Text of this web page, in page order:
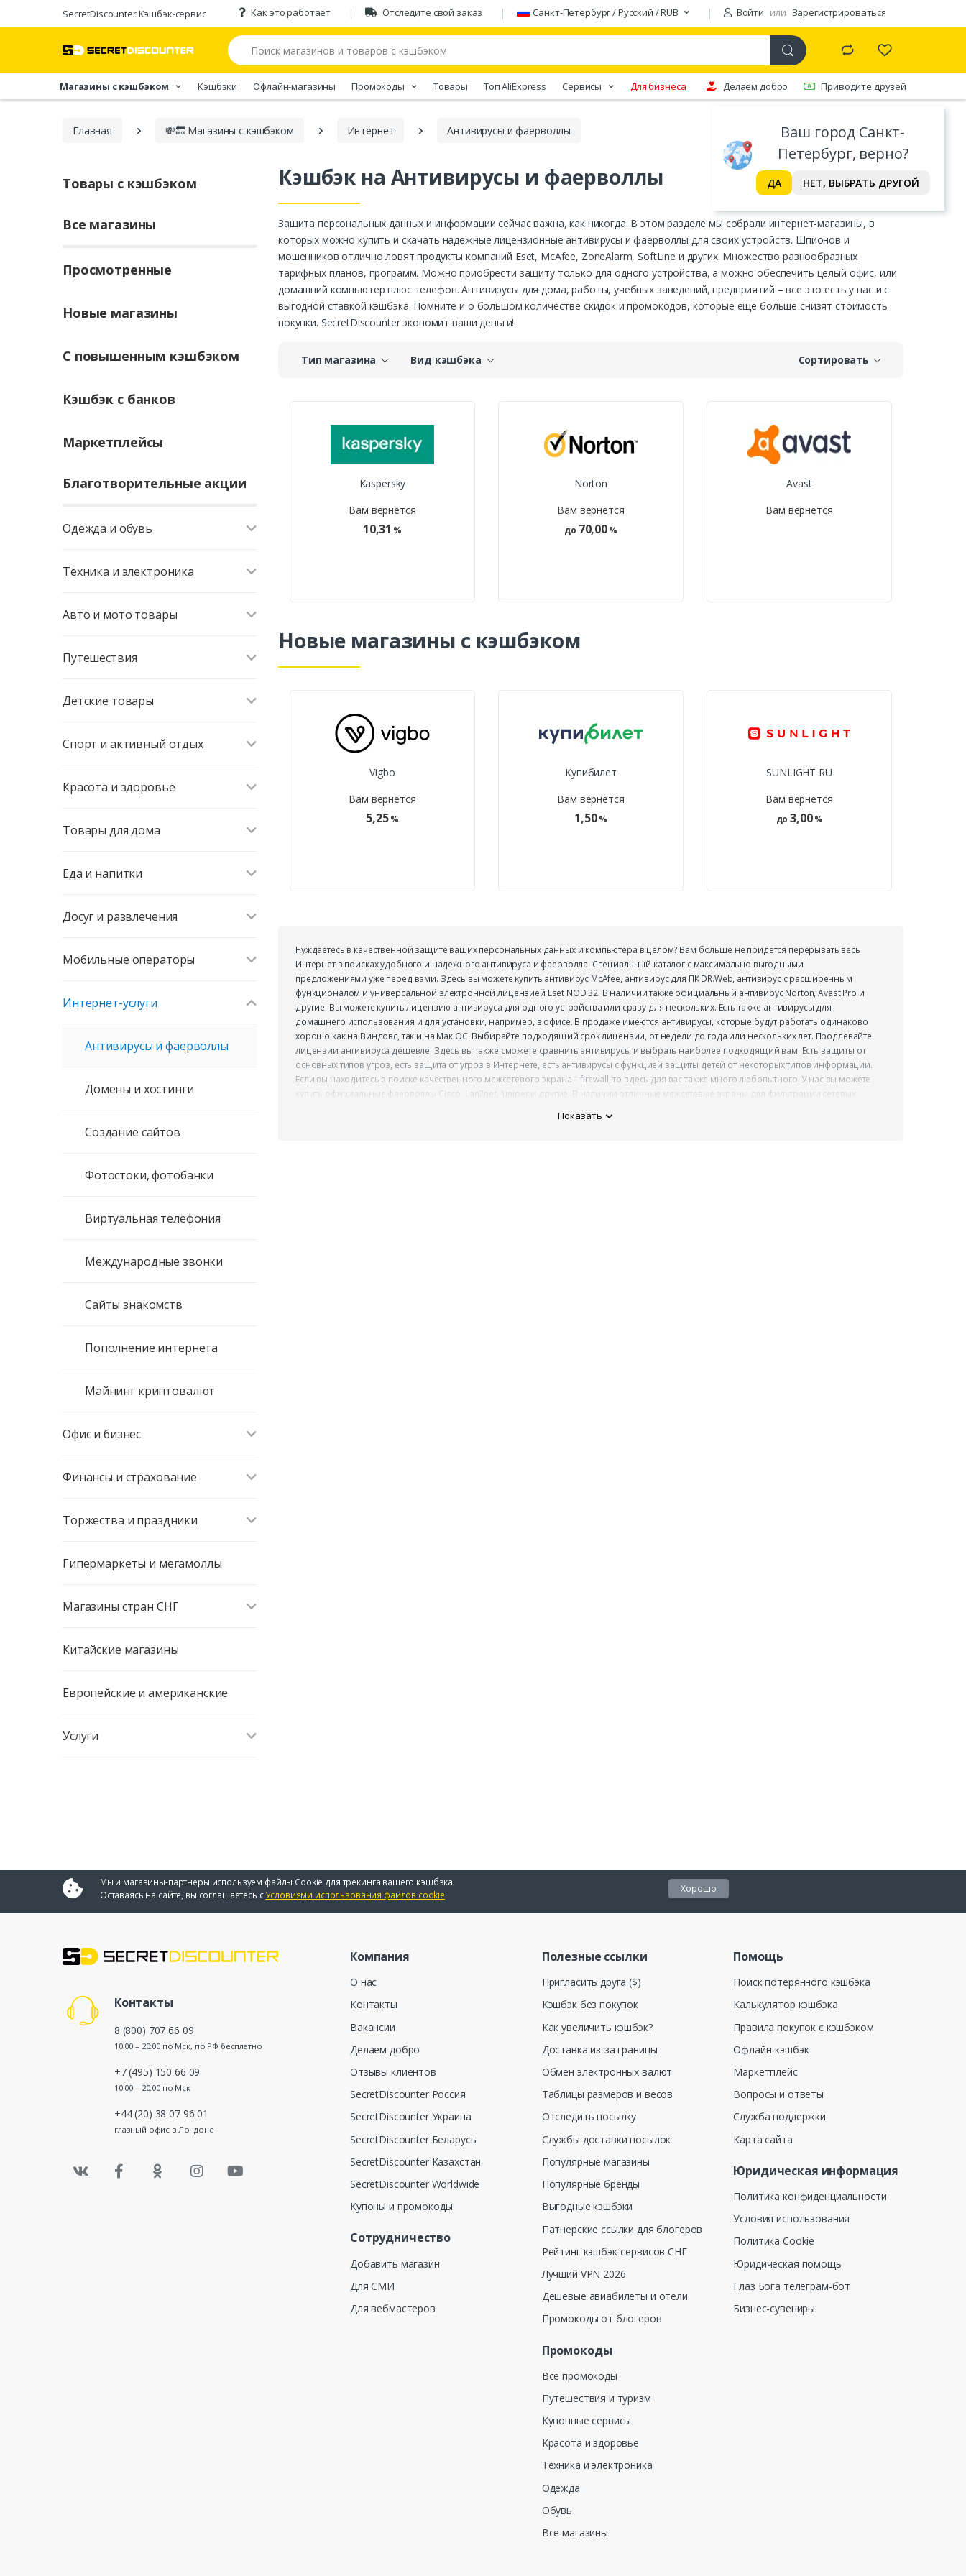
SecretDiscounter Кэшбэк-cервис Как это работает Отследите свой заказ Санкт-Петербург / Русский / RUB Войти или Зарегистрироваться
Ваш город Санкт-
Петербург, верно?
ДА НЕТ, ВЫБРАТЬ ДРУГОЙ
Магазины с кэшбэком Кэшбэки Офлайн-магазины Промокоды Товары Tоп AliExpress Сервисы Для бизнеса Делаем добро Приводите друзей
Главная 💸🔙 Магазины с кэшбэком Интернет Антивирусы и фаерволлы
Товары с кэшбэком
Все магазины
Просмотренные
Новые магазины
С повышенным кэшбэком
Кэшбэк с банков
Маркетплейсы
Благотворительные акции
Одежда и обувь
Техника и электроника
Авто и мото товары
Путешествия
Детские товары
Спорт и активный отдых
Красота и здоровье
Товары для дома
Еда и напитки
Досуг и развлечения
Мобильные операторы
Интернет-услуги
Антивирусы и фаерволлы
Домены и хостинги
Создание сайтов
Фотостоки, фотобанки
Виртуальная телефония
Международные звонки
Сайты знакомств
Пополнение интернета
Майнинг криптовалют
Офис и бизнес
Финансы и страхование
Торжества и праздники
Гипермаркеты и мегамоллы
Магазины стран СНГ
Китайские магазины
Европейские и американские
Услуги
Кэшбэк на Антивирусы и фаерволлы
Защита персональных данных и информации сейчас важна, как никогда. В этом разделе мы собрали интернет-магазины, в
которых можно купить и скачать надежные лицензионные антивирусы и фаерволлы для своих устройств. Шпионов и
мошенников отлично ловят продукты компаний Eset, McAfee, ZoneAlarm, SoftLine и других. Множество разнообразных
тарифных планов, программ. Можно приобрести защиту только для одного устройства, а можно обеспечить целый офис, или
домашний компьютер плюс телефон. Антивирусы для дома, работы, учебных заведений, предприятий – все это есть у нас и с
выгодной ставкой кэшбэка. Помните и о большом количестве скидок и промокодов, которые еще больше снизят стоимость
покупки. SecretDiscounter экономит ваши деньги!
Тип магазина Вид кэшбэка Сортировать
Kaspersky
Вам вернется
10,31 %
Norton
Вам вернется
до 70,00%
Avast
Вам вернется
Новые магазины с кэшбэком
Vigbo
Вам вернется
5,25%
Купибилет
Вам вернется
1,50%
SUNLIGHT RU
Вам вернется
до3,00 %
Нуждаетесь в качественной защите ваших персональных данных и компьютера в целом? Вам больше не придется перерывать весь
Интернет в поисках удобного и надежного антивируса и фаерволла. Специальный каталог с максимально выгодными
предложениями уже перед вами. Здесь вы можете купить антивирус McAfee, антивирус для ПК DR.Web, антивирус с расширенным
функционалом и универсальной электронной лицензией Eset NOD 32. В наличии также официальный антивирус Norton, Avast Pro и
другие. Вы можете купить лицензию антивируса для одного устройства или сразу для нескольких. Есть также антивирусы для
домашнего использования и для установки, например, в офисе. В продаже имеются антивирусы, которые будут работать одинаково
хорошо как на Виндовс, так и на Мак ОС. Выбирайте подходящий срок лицензии, от недели до года или нескольких лет. Продлевайте
лицензии антивируса дешевле. Здесь вы также сможете сравнить антивирусы и выбрать наиболее подходящий вам. Есть защиты от
основных типов угроз, есть защита от угроз в Интернете, есть антивирусы с функцией защиты детей от некоторых типов информации.
Если вы находитесь в поиске качественного межсетевого экрана – firewall, то здесь для вас также много любопытного. У нас вы можете
купить официальные фаерволлы Cisco, Lan2net, Juniper и другие. В наличии отличные межсетевые экраны для фильтрации сетевых
доступа к ресурсам вашей домашней или офисной сети. Вы сможете создавать безопасные соединения при выходе в интернет для
Показать
Мы и магазины-партнеры используем файлы Cookie для трекинга вашего кэшбэка.
Оставаясь на сайте, вы соглашаетесь сУсловиями использования файлов cookie
Хорошо
Контакты
8 (800) 707 66 09
10:00 – 20:00 по Мск, по РФ бесплатно
+7 (495) 150 66 09
10:00 – 20:00 по Мск
+44 (20) 38 07 96 01
главный офис в Лондоне
Компания
О нас
Контакты
Вакансии
Делаем добро
Отзывы клиентов
SecretDiscounter Россия
SecretDiscounter Украина
SecretDiscounter Беларусь
SecretDiscounter Казахстан
SecretDiscounter Worldwide
Купоны и промокоды
Сотрудничество
Добавить магазин
Для СМИ
Для вебмастеров
Полезные ссылки
Пригласить друга ($)
Кэшбэк без покупок
Как увеличить кэшбэк?
Доставка из-за границы
Обмен электронных валют
Таблицы размеров и весов
Отследить посылку
Службы доставки посылок
Популярные магазины
Популярные бренды
Выгодные кэшбэки
Патнерские ссылки для блогеров
Рейтинг кэшбэк-сервисов СНГ
Лучший VPN 2026
Дешевые авиабилеты и отели
Промокоды от блогеров
Промокоды
Все промокоды
Путешествия и туризм
Купонные сервисы
Красота и здоровье
Техника и электроника
Одежда
Обувь
Все магазины
Помощь
Поиск потерянного кэшбэка
Калькулятор кэшбэка
Правила покупок с кэшбэком
Офлайн-кэшбэк
Маркетплейс
Вопросы и ответы
Служба поддержки
Карта сайта
Юридическая информация
Политика конфиденциальности
Условия использования
Политика Cookie
Юридическая помощь
Глаз Бога телеграм-бот
Бизнес-сувениры